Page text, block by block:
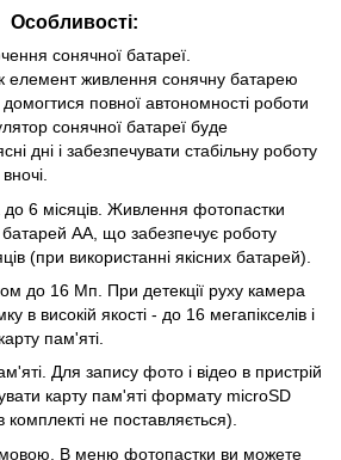
Особливості:
сонячної батареї.
елемент живлення сонячну батарею
повної автономності роботи
сонячної батареї буде
дні і забезпечувати стабільну роботу
6 місяців. Живлення фотопастки
батарей АА, що забезпечує роботу
(при використанні якісних батарей).
до 16 Мп. При детекції руху камера
в високій якості - до 16 мегапікселів і
пам'яті.
Для запису фото і відео в пристрій
карту пам'яті формату microSD
не поставляється).
В меню фотопастки ви можете